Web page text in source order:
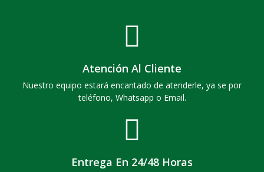
Atención Al Cliente
Nuestro equipo estará encantado de atenderle, ya se por
teléfono, Whatsapp o Email.
Entrega En 24/48 Horas